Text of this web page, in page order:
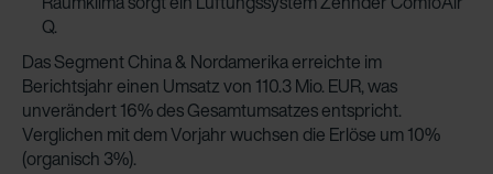
Q.
Das Segment China & Nordamerika erreichte im
Berichtsjahr einen Umsatz von 110.3 Mio. EUR, was
unverändert 16% des Gesamtumsatzes entspricht.
Verglichen mit dem Vorjahr wuchsen die Erlöse um 10%
(organisch 3%).